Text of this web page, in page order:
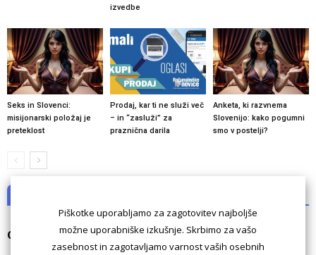
izvedbe
Seks in Slovenci:
misijonarski položaj je
preteklost
Prodaj, kar ti ne služi več
– in “zasluži” za
praznična darila
Anketa, ki razvnema
Slovenijo: kako pogumni
smo v postelji?
Odgovori
Piškotke uporabljamo za zagotovitev najboljše
možne uporabniške izkušnje. Skrbimo za vašo
zasebnost in zagotavljamo varnost vaših osebnih